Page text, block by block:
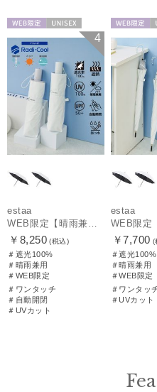
4
estaa
￥8,250 (税込)
＃遮光100%
＃晴雨兼用
＃WEB限定
＃ワンタッチ
＃自動開閉
＃UVカット
estaa
￥7,700 (
＃遮光100%
＃晴雨兼用
＃WEB限定
＃ワンタッ
＃UVカット